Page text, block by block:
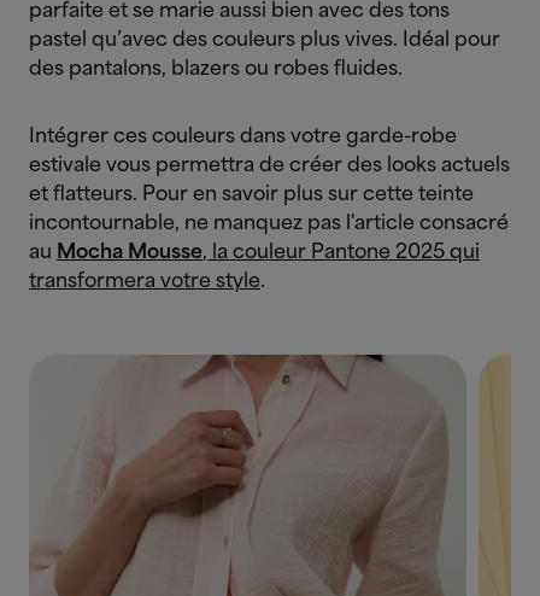
parfaite et se marie aussi bien avec des tons
pastel qu’avec des couleurs plus vives. Idéal pour
des pantalons, blazers ou robes fluides.
Intégrer ces couleurs dans votre garde-robe
estivale vous permettra de créer des looks actuels
et flatteurs. Pour en savoir plus sur cette teinte
incontournable, ne manquez pas l'article consacré
au Mocha Mousse, la couleur Pantone 2025 qui
transformera votre style.